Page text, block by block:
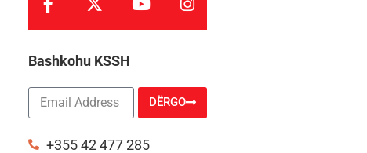
Bashkohu KSSH
DËRGO
+355 42 477 285